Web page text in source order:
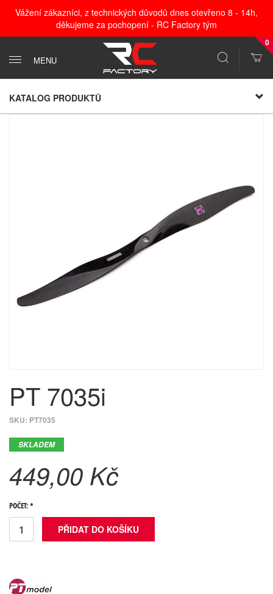
Vážení zákazníci, z technických důvodů dnes otevřeno 8 - 14h,
děkujeme za pochopení - RC Factory tým
MENU
0
KATALOG PRODUKTŮ
PT 7035i
SKU: PT7035
SKLADEM
449,00 Kč
POČET: *